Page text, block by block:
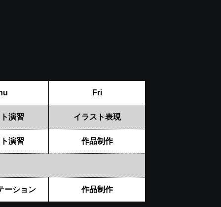
Fri
演習 イラスト表現
演習 作品制作
ーション 作品制作